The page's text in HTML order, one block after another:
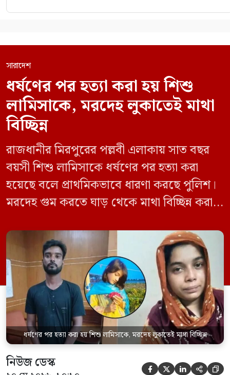
সারাদেশ
ধর্ষণের পর হত্যা করা হয় শিশু
লামিসাকে, মরদেহ লুকাতেই মাথা
বিচ্ছিন্ন
রাজধানীর মিরপুরের পল্লবী এলাকায় সাত বছর
বয়সী শিশু লামিসাকে ধর্ষণের পর হত্যা করা
হয়েছে বলে প্রাথমিকভাবে ধারণা করছে পুলিশ।
মরদেহ গুম করতে ঘাড় থেকে মাথা বিচ্ছিন্ন করা
চালানো হয় এই নৃশংস হত্যাকাণ্ডে পাশের ফ্ল্যাটের
ভাড়াটিয়া সোহেল রানা (৩০) ও তার স্ত্রী স্বপ্না
আক্তারকে (২৬) মাত্র ৭ ঘণ্টার […]
ধর্ষণের পর হত্যা করা হয় শিশু লামিসাকে, মরদেহ লুকাতেই মাথা বিচ্ছিন্ন
নিউজ ডেস্ক     